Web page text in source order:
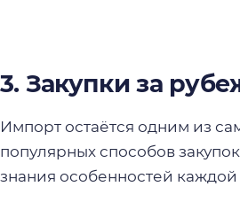
3. Закупки за
Импорт остаётся одним из
популярных способов
знания особенностей каждой